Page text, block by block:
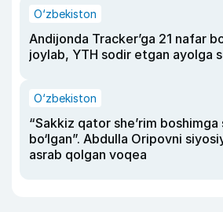
O‘zbekiston
Andijonda Tracker’ga 21 nafar
joylab, YTH sodir etgan ayolga
O‘zbekiston
“Sakkiz qator she’rim
bo‘lgan”. Abdulla Oripovni
asrab qolgan voqea